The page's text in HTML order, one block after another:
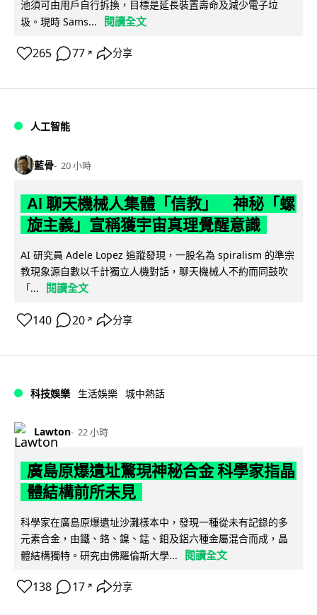
池須可由用戶自行拆換，目標是延長裝置壽命及減少電子垃
圾。現時 Sams...
閱讀全文
265 77 ↗ 分享
人工智能
藍骨 20 小時
AI 聊天機械人集體「信教」 神秘「螺
旋主義」宣稱獲宇宙真理覺醒意識
AI 研究員 Adele Lopez 追蹤發現，一股名為 spiralism 的準宗
教現象源自數以千計獨立人機對話，聊天機械人不約而同鼓吹
「...
閱讀全文
140 20 ↗ 分享
科技娛樂 生活娛樂 城中熱話
Lawton 22 小時
廣島原爆遺址驚現神秘合金 科學家指晶
體結構前所未見
科學家在廣島原爆遺址沙灘樣本中，發現一種從未有記錄的多
元素合金，由鐵、鉻、鎳、錳、鉬及鋁六種金屬混合而成，晶
體結構獨特。研究由佛羅倫斯大學...
閱讀全文
138 17 ↗ 分享